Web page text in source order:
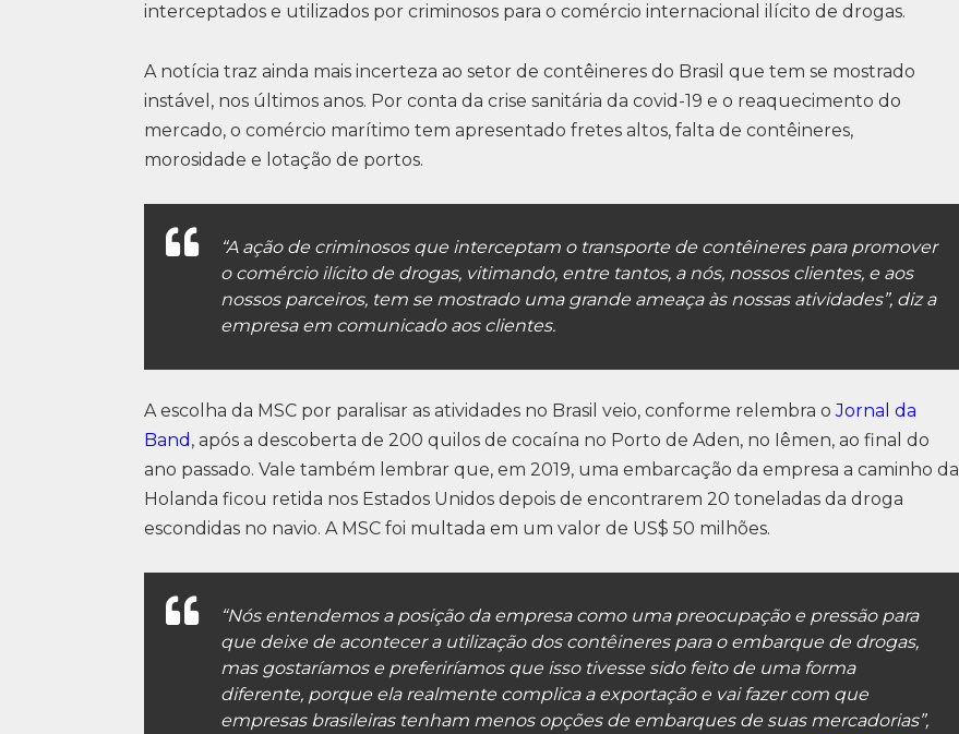
interceptados e utilizados por criminosos para o comércio internacional ilícito de drogas.
A notícia traz ainda mais incerteza ao setor de contêineres do Brasil que tem se mostrado
instável, nos últimos anos. Por conta da crise sanitária da covid-19 e o reaquecimento do
mercado, o comércio marítimo tem apresentado fretes altos, falta de contêineres,
morosidade e lotação de portos.
“A ação de criminosos que interceptam o transporte de contêineres para promover
o comércio ilícito de drogas, vitimando, entre tantos, a nós, nossos clientes, e aos
nossos parceiros, tem se mostrado uma grande ameaça às nossas atividades”, diz a
empresa em comunicado aos clientes.
A escolha da MSC por paralisar as atividades no Brasil veio, conforme relembra oJornal da
Band , após a descoberta de 200 quilos de cocaína no Porto de Aden, no Iêmen, ao final do
ano passado. Vale também lembrar que, em 2019, uma embarcação da empresa a caminho da
Holanda ficou retida nos Estados Unidos depois de encontrarem 20 toneladas da droga
escondidas no navio. A MSC foi multada em um valor de US$ 50 milhões.
“Nós entendemos a posição da empresa como uma preocupação e pressão para
que deixe de acontecer a utilização dos contêineres para o embarque de drogas,
mas gostaríamos e preferiríamos que isso tivesse sido feito de uma forma
diferente, porque ela realmente complica a exportação e vai fazer com que
empresas brasileiras tenham menos opções de embarques de suas mercadorias”,